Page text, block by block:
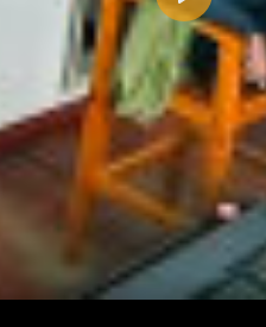
Play
Deinem Kommentar entfernt.
oder "http://" in URLs